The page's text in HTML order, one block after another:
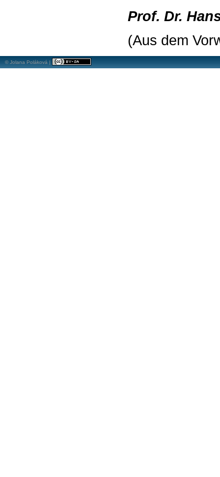
Prof. Dr.
(Aus dem
© Jolana Poláková |